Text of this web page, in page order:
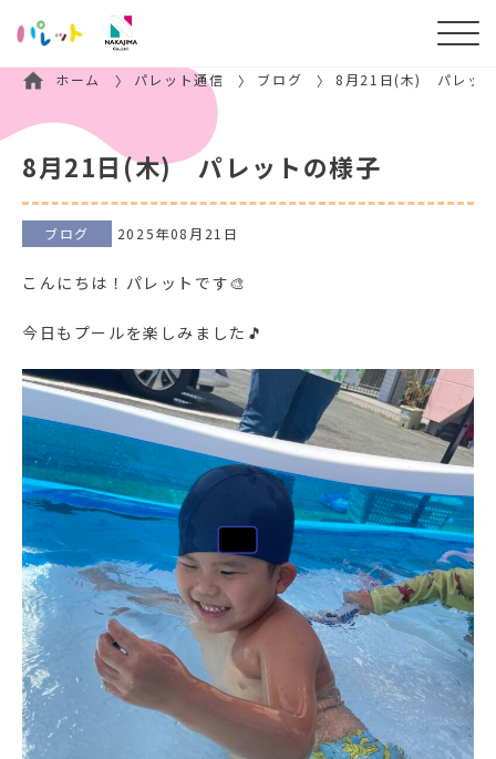
ホーム パレット通信 ブログ 8月21日(木) パレッ
8月21日(木) パレットの様子
ブログ 2025年08月21日
こんにちは！パレットです🎨
今日もプールを楽しみました🎵